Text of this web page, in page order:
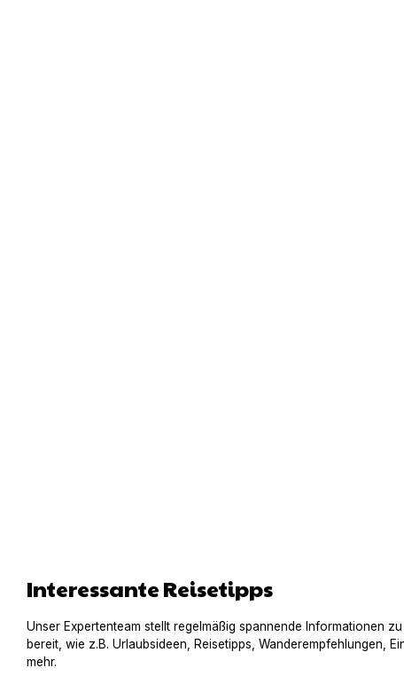
Interessante Reisetipps
Unser Expertenteam stellt regelmäßig spannende Informationen
bereit, wie z.B. Urlaubsideen, Reisetipps, Wanderempfehlungen,
mehr.